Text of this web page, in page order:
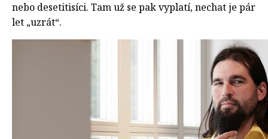
nebo desetitisíci. Tam už se pak vyplatí, nechat je pár
let „uzrát“.